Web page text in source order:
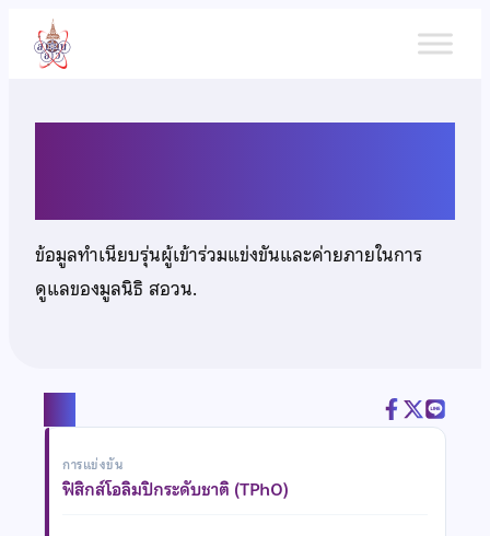
เนื้อหา
ข้อมูลทำเนียบรุ่นผู้เข้าร่วมแข่งขันและค่ายภายในการ
ดูแลของมูลนิธิ สอวน.
การแข่งขัน
ฟิสิกส์โอลิมปิกระดับชาติ (TPhO)